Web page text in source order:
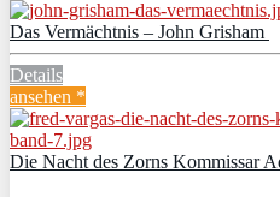
Das Vermächtnis – John Grisham
Details
ansehen *
Die Nacht des Zorns Kommissar